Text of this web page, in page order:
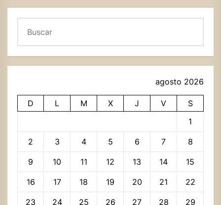
agosto 2026
D L M X J V
S
1
2 3 4 5 6 7 8
9 10 11 12 13 14 15
16 17 18 19 20 21 22
23 24 25 26 27 28 29